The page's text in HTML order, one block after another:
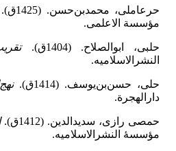
حرعاملی، محمدبن‌حسن. (1425ق).
مؤسسة ‌الاعلمی.
حلبی، ابوالصلاح. (1404ق).
النشرالاسلامیه.
حلی، حسن‌بن‌یوسف. (1414ق).
دارالهجرة.
حمصی رازی، سدیدالدین. (1412ق).
مؤسسۀ النشرالاسلامیه.